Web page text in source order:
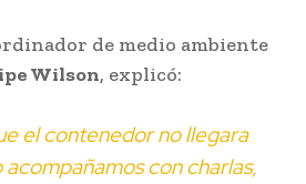
de medio ambiente
Wilson, explicó:
el contenedor no llegara
acompañamos con charlas,